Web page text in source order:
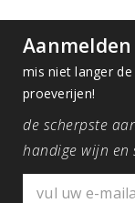
mis niet langer
proeverijen!
de scherpste
handige wijn en